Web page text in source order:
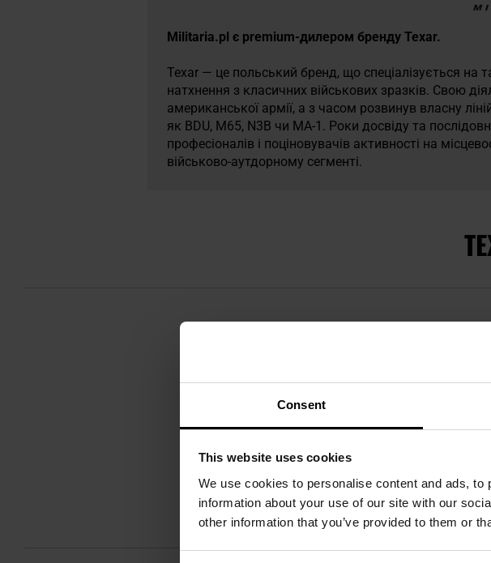
Consent
This website uses cookies
We use cookies to personalise content and ads,
information about your use of our site with our
other information that you’ve provided to them or
Militaria.pl є premium-дилером бренду Texar.
Texar — це польський бренд, що спеціалізується на
натхнення з класичних військових зразків. Свою
американської армії, а з часом розвинув власну
як BDU, M65, N3B чи MA-1. Роки досвіду та
професіоналів і поціновувачів активності на
військово-аутдорному сегменті.
Виробник